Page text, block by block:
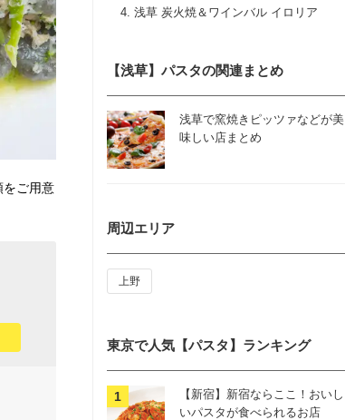
浅草 炭火焼＆ワインバル イロリア
をご用意
【浅草】パスタの関連まとめ
浅草で窯焼きピッツァなどが美
味しい店まとめ
周辺エリア
上野
東京で人気【パスタ】ランキング
【新宿】新宿ならここ！おいし
いパスタが食べられるお店